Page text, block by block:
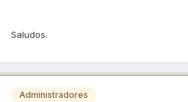
Saludos.
Administradores